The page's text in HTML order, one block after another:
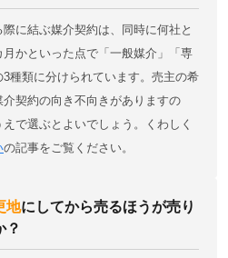
に結ぶ媒介契約は、同時に何社と
かといった点で「一般媒介」「専
種類に分けられています。売主の希
契約の向き不向きがありますの
で選ぶとよいでしょう。くわしく
の記事をご覧ください。
地にしてから売るほうが売り
？